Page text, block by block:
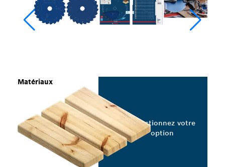
Matériaux
Sélectionnez votre
option